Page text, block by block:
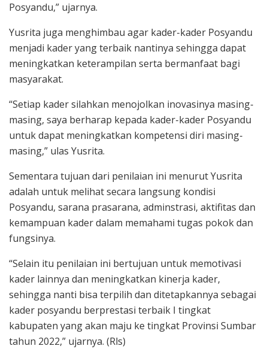
Posyandu,” ujarnya.
Yusrita juga menghimbau agar kader-kader Posyandu
menjadi kader yang terbaik nantinya sehingga dapat
meningkatkan keterampilan serta bermanfaat bagi
masyarakat.
“Setiap kader silahkan menojolkan inovasinya masing-
masing, saya berharap kepada kader-kader Posyandu
untuk dapat meningkatkan kompetensi diri masing-
masing,” ulas Yusrita.
Sementara tujuan dari penilaian ini menurut Yusrita
adalah untuk melihat secara langsung kondisi
Posyandu, sarana prasarana, adminstrasi, aktifitas dan
kemampuan kader dalam memahami tugas pokok dan
fungsinya.
“Selain itu penilaian ini bertujuan untuk memotivasi
kader lainnya dan meningkatkan kinerja kader,
sehingga nanti bisa terpilih dan ditetapkannya sebagai
kader posyandu berprestasi terbaik I tingkat
kabupaten yang akan maju ke tingkat Provinsi Sumbar
tahun 2022,” ujarnya. (Rls)